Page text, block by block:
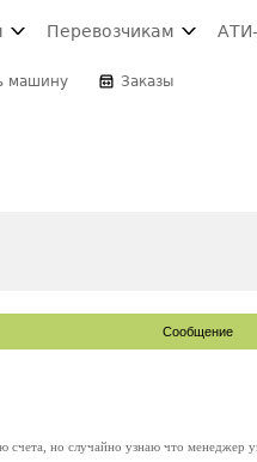
Перевозчикам
машину Заказы
Сообщение
но случайно узнаю что менеджер